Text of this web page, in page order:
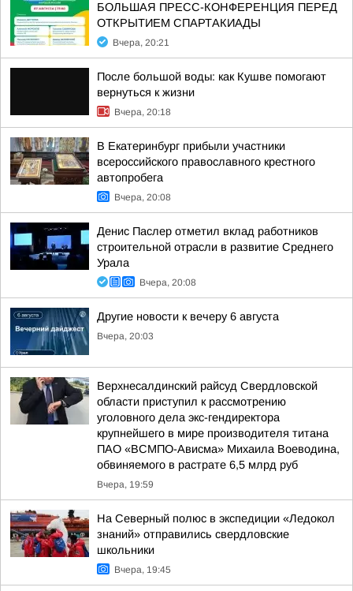
БОЛЬШАЯ ПРЕСС-КОНФЕРЕНЦИЯ ПЕРЕД
ОТКРЫТИЕМ СПАРТАКИАДЫ
Вчера, 20:21
После большой воды: как Кушве помогают
вернуться к жизни
Вчера, 20:18
В Екатеринбург прибыли участники
всероссийского православного крестного
автопробега
Вчера, 20:08
Денис Паслер отметил вклад работников
строительной отрасли в развитие Среднего
Урала
Вчера, 20:08
Другие новости к вечеру 6 августа
Вчера, 20:03
Верхнесалдинский райсуд Свердловской
области приступил к рассмотрению
уголовного дела экс-гендиректора
крупнейшего в мире производителя титана
ПАО «ВСМПО-Ависма» Михаила Воеводина,
обвиняемого в растрате 6,5 млрд руб
Вчера, 19:59
На Северный полюс в экспедиции «Ледокол
знаний» отправились свердловские
школьники
Вчера, 19:45